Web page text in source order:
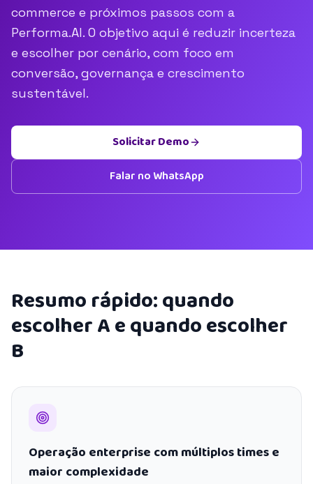
commerce e próximos passos com a
Performa.AI. O objetivo aqui é reduzir incerteza
e escolher por cenário, com foco em
conversão, governança e crescimento
sustentável.
Solicitar Demo
Falar no WhatsApp
Resumo rápido: quando
escolher A e quando escolher
B
Operação enterprise com múltiplos times e
maior complexidade